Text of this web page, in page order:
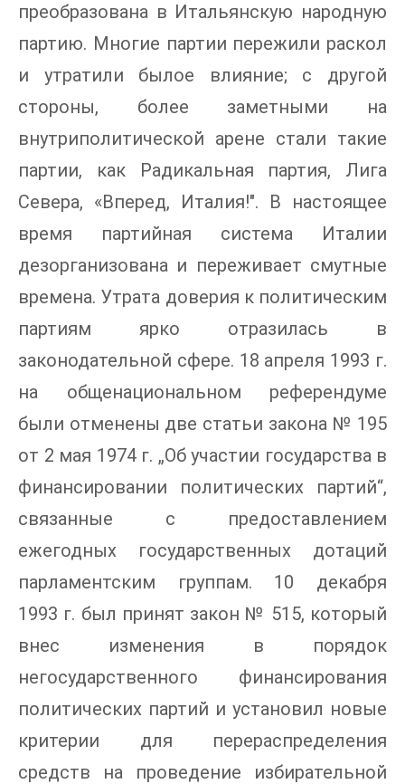
преобразована в Итальянскую народную
партию. Многие партии пережили раскол
и утратили былое влияние; с другой
стороны, более заметными на
внутриполитической арене стали такие
партии, как Радикальная партия, Лига
Севера, «Вперед, Италия!". В настоящее
время партийная система Италии
дезорганизована и переживает смутные
времена. Утрата доверия к политическим
партиям ярко отразилась в
законодательной сфере. 18 апреля 1993 г.
на общенациональном референдуме
были отменены две статьи закона № 195
от 2 мая 1974 г. „Об участии государства в
финансировании политических партий“,
связанные с предоставлением
ежегодных государственных дотаций
парламентским группам. 10 декабря
1993 г. был принят закон № 515, который
внес изменения в порядок
негосударственного финансирования
политических партий и установил новые
критерии для перераспределения
средств на проведение избирательной